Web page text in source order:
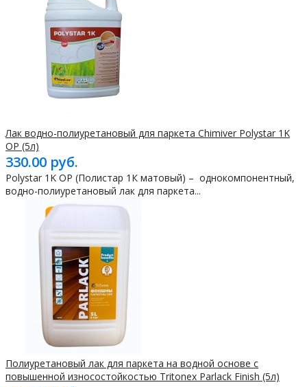
Лак водно-полиуретановый для паркета Chimiver Polystar 1K
OP (5л)
330.00 руб.
Polystar 1K OP (Полистар 1К матовый) – однокомпонентный,
водно-полиуретановый лак для паркета...
Полиуретановый лак для паркета на водной основе с
повышенной износостойкостью Tritonex Parlack Finish (5л)